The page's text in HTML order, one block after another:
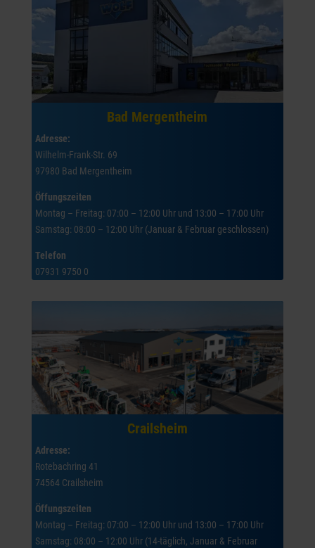
Bad Mergentheim
Adresse:
Wilhelm-Frank-Str. 69
97980 Bad Mergentheim
Öffungszeiten
Montag – Freitag: 07:00 – 12:00 Uhr und 13:00 – 17:00 Uhr
Samstag: 08:00 – 12:00 Uhr (Januar & Februar geschlossen)
Telefon
07931 9750 0
Crailsheim
Adresse:
Rotebachring 41
74564 Crailsheim
Öffungszeiten
Montag – Freitag: 07:00 – 12:00 Uhr und 13:00 – 17:00 Uhr
Samstag: 08:00 – 12:00 Uhr (14-täglich, Januar & Februar